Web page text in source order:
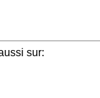
sur: